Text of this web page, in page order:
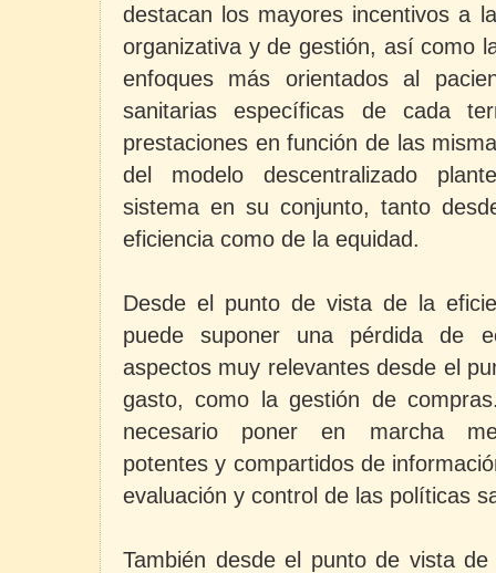
destacan los mayores incentivos a
organizativa y de gestión, así como
enfoques más orientados al
sanitarias específicas de cada
prestaciones en función de las
del modelo descentralizado
sistema en su conjunto, tanto
eficiencia como de la equidad.
Desde el punto de vista de la
puede suponer una pérdida de
aspectos muy relevantes desde el
gasto, como la gestión de
necesario poner en marcha
potentes y compartidos de
evaluación y control de las políticas
También desde el punto de vista